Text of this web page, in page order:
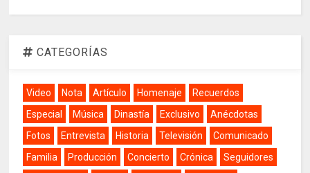
CATEGORÍAS
Video Nota Artículo Homenaje
Recuerdos
Especial
Música Dinastía Exclusivo
Anécdotas
Fotos
Entrevista Historia Televisión
Comunicado
Familia
Producción Concierto Crónica
Seguidores